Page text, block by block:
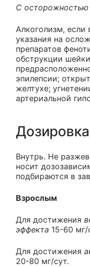
С осторожностью
Алкоголизм, если
указания на
препаратов
обструкции
эпилепсии;
желтухе;
артериальной
Дозировка
Внутрь. Не
носит
подбираются в
Взрослым
Для достижения
эффекта 15-60 мг/
Для достижения
20-80 мг/сут.